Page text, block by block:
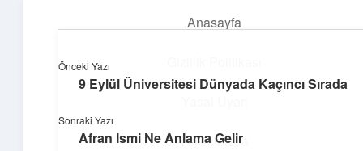
Anasayfa
Hakkımızda
Teknoloji ve Aşk
Dijital dünyada keyifli bir macera!
Önceki Yazı
9 Eylül Üniversitesi Dünyada Kaçıncı Sırada
Sonraki Yazı
Afran Ismi Ne Anlama Gelir